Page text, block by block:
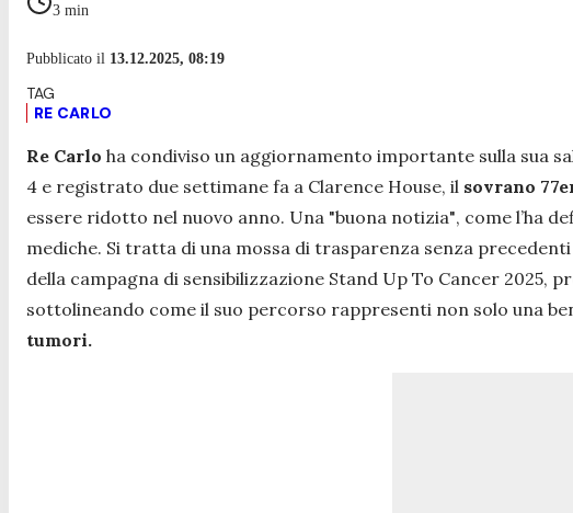
3 min
Pubblicato il 13.12.2025, 08:19
RE CARLO
Re Carlo ha condiviso un aggiornamento importante sulla sua
4 e registrato due settimane fa a Clarence House, il sovrano
essere ridotto nel nuovo anno. Una "buona notizia", come l’ha
mediche. Si tratta di una mossa di trasparenza senza
della campagna di sensibilizzazione Stand Up To Cancer 2025,
sottolineando come il suo percorso rappresenti non solo una
tumori.